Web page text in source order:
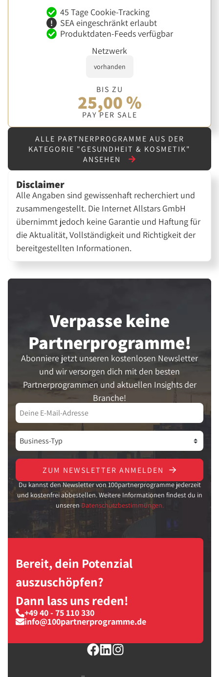
45 Tage Cookie-Tracking
SEA eingeschränkt erlaubt
Produktdaten-Feeds verfügbar
Netzwerk
vorhanden
BIS ZU
25,00 %
PAY PER SALE
ALLE PARTNERPROGRAMME AUS DER
KATEGORIE "GESUNDHEIT & KOSMETIK"
ANSEHEN
Disclaimer
Alle Angaben sind gewissenhaft recherchiert und
zusammengestellt. Die Internet Allstars GmbH
übernimmt jedoch keine Garantie und Haftung für
die Aktualität, Vollständigkeit und Richtigkeit der
bereitgestellten Informationen.
Verpasse keine
Partner­programme!
Abonniere jetzt unseren kostenlosen Newsletter
und wir versorgen dich mit den besten
Partnerprogrammen und aktuellen Insights der
Branche!
ZUM NEWSLETTER ANMELDEN
Du kannst den Newsletter von 100partnerprogramme jederzeit
und kostenfrei abbestellen. Weitere Informationen findest du in
unseren Datenschutzbestimmungen.
Bereit, dein Potenzial
auszuschöpfen?
Dann lass uns reden!
+49 40 - 75 110 330
info@100partnerprogramme.de